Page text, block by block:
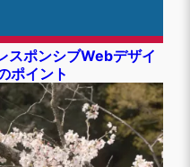
スポンシブWebデザイ
ポイント